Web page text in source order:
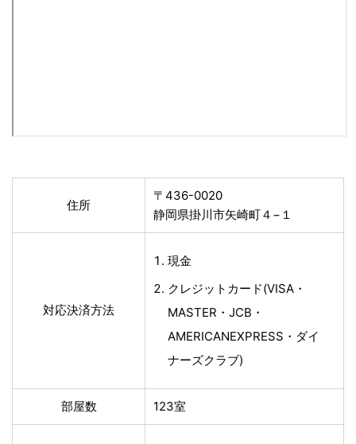
住所
〒436-0020
静岡県掛川市矢崎町４−１
対応決済方法
現金
クレジットカード(VISA・
MASTER・JCB・
AMERICANEXPRESS・ダイ
ナーズクラブ)
部屋数 123室